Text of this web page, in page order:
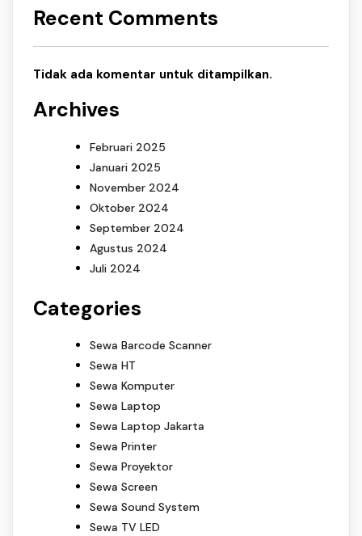
Recent Comments
Tidak ada komentar untuk ditampilkan.
Archives
Februari 2025
Januari 2025
November 2024
Oktober 2024
September 2024
Agustus 2024
Juli 2024
Categories
Sewa Barcode Scanner
Sewa HT
Sewa Komputer
Sewa Laptop
Sewa Laptop Jakarta
Sewa Printer
Sewa Proyektor
Sewa Screen
Sewa Sound System
Sewa TV LED